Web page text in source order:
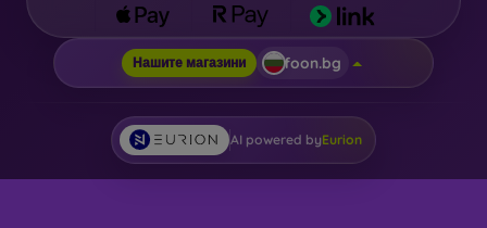
Нашите магазини foon.bg
AI powered byEurion